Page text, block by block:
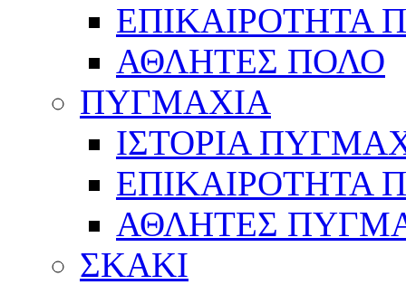
ΕΠΙΚΑΙΡΟΤΗΤΑ
ΑΘΛΗΤΕΣ ΠΟΛΟ
ΠΥΓΜΑΧΙΑ
ΙΣΤΟΡΙΑ
ΕΠΙΚΑΙΡΟΤΗΤΑ
ΑΘΛΗΤΕΣ
ΣΚΑΚΙ